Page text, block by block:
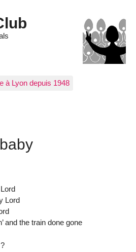
à Lyon depuis 1948
Lord
and the train done gone